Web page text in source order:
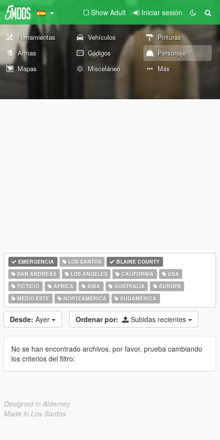
Show Adult Iniciar sesión
Herramientas Vehículos
Pinturas
Armas
Códigos
Personaje
Mapas
Misceláneo Más
EMERGENCIA LOS SANTOS
BLAINE COUNTY
SAN ANDREAS
LOS ÁNGELES CALIFORNIA
USA
FICTICIO
ÁFRICA ASIA AUSTRALIA
EUROPA
MEDIO ESTE
NORTEAMÉRICA SUDAMÉRICA
Desde: Ayer Ordenar por: Subidas recientes
No se han encontrado archivos, por favor, prueba cambiando
los criterios del filtro:
Designed in Alderney
Made in Los Santos